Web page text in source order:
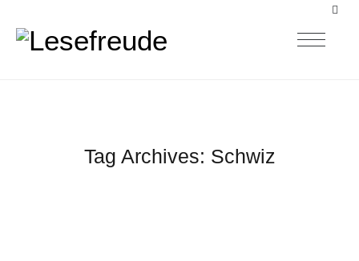
Tag Archives: Schwiz